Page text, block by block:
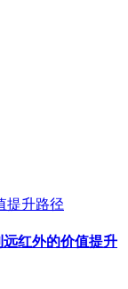
红外的价值提升